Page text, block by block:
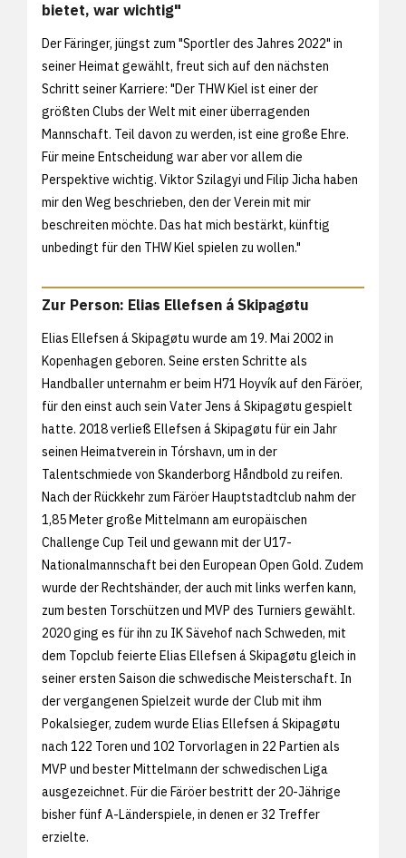
bietet, war wichtig"
Der Färinger, jüngst zum "Sportler des Jahres 2022" in
seiner Heimat gewählt, freut sich auf den nächsten
Schritt seiner Karriere: "Der THW Kiel ist einer der
größten Clubs der Welt mit einer überragenden
Mannschaft. Teil davon zu werden, ist eine große Ehre.
Für meine Entscheidung war aber vor allem die
Perspektive wichtig. Viktor Szilagyi und Filip Jicha haben
mir den Weg beschrieben, den der Verein mit mir
beschreiten möchte. Das hat mich bestärkt, künftig
unbedingt für den THW Kiel spielen zu wollen."
Zur Person: Elias Ellefsen á Skipagøtu
Elias Ellefsen á Skipagøtu wurde am 19. Mai 2002 in
Kopenhagen geboren. Seine ersten Schritte als
Handballer unternahm er beim H71 Hoyvík auf den Färöer,
für den einst auch sein Vater Jens á Skipagøtu gespielt
hatte. 2018 verließ Ellefsen á Skipagøtu für ein Jahr
seinen Heimatverein in Tórshavn, um in der
Talentschmiede von Skanderborg Håndbold zu reifen.
Nach der Rückkehr zum Färöer Hauptstadtclub nahm der
1,85 Meter große Mittelmann am europäischen
Challenge Cup Teil und gewann mit der U17-
Nationalmannschaft bei den European Open Gold. Zudem
wurde der Rechtshänder, der auch mit links werfen kann,
zum besten Torschützen und MVP des Turniers gewählt.
2020 ging es für ihn zu IK Sävehof nach Schweden, mit
dem Topclub feierte Elias Ellefsen á Skipagøtu gleich in
seiner ersten Saison die schwedische Meisterschaft. In
der vergangenen Spielzeit wurde der Club mit ihm
Pokalsieger, zudem wurde Elias Ellefsen á Skipagøtu
nach 122 Toren und 102 Torvorlagen in 22 Partien als
MVP und bester Mittelmann der schwedischen Liga
ausgezeichnet. Für die Färöer bestritt der 20-Jährige
bisher fünf A-Länderspiele, in denen er 32 Treffer
erzielte.